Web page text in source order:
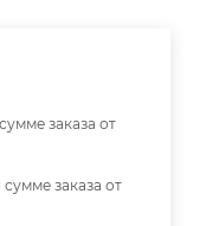
заказа от
заказа от